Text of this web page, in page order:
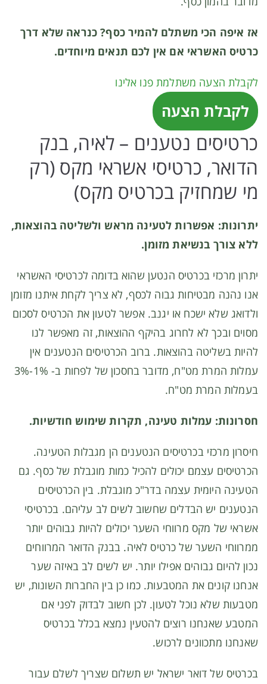
אז איפה הכי משתלם להמיר כסף? כנראה שלא דרך
כרטיס האשראי אם אין לכם תנאים מיוחדים.
לקבלת הצעה משתלמת פנו אלינו
לקבלת הצעה
כרטיסים נטענים – לאיה, בנק
הדואר, כרטיסי אשראי מקס (רק
מי שמחזיק בכרטיס מקס)
יתרונות: אפשרות לטעינה מראש ולשליטה בהוצאות,
ללא צורך בנשיאת מזומן.
יתרון מרכזי בכרטיס הנטען שהוא בדומה לכרטיסי האשראי
אנו נהנה מבטיחות גבוה לכסף, לא צריך לקחת איתנו מזומן
ולדואג שלא ישכח או יגנב. אפשר לטעון את הכרטיס לסכום
מסוים ובכך לא לחרוג בהיקף ההוצאות, זה מאפשר לנו
להיות בשליטה בהוצאות. ברוב הכרטיסים הנטענים אין
עמלות המרת מט"ח, מדובר בחסכון של לפחות ב- 1%-3%
בעמלות המרת מט"ח.
חסרונות: עמלות טעינה, תקרות שימוש חודשיות.
חיסרון מרכזי בכרטיסים הנטענים הן מגבלות הטעינה.
הכרטיסים עצמם יכולים להכיל כמות מוגבלת של כסף. גם
הטעינה היומית עצמה בדר"כ מוגבלת. בין הכרטיסים
הנטענים יש הבדלים שחשוב לשים לב עליהם. בכרטיסי
אשראי של מקס מרווחי השער יכולים להיות גבוהים יותר
ממרווחי השער של כרטיס לאיה. בבנק הדואר המרווחים
נכון להיום גבוהים אפילו יותר. יש לשים לב באיזה שער
אנחנו קונים את המטבעות. כמו כן בין החברות השונות, יש
מטבעות שלא נוכל לטעון. לכן חשוב לבדוק לפני אם
המטבע שאנחנו רוצים להטעין נמצא בכלל בכרטיס
שאנחנו מתכוונים לרכוש.
בכרטיס של דואר ישראל יש תשלום שצריך לשלם עבור